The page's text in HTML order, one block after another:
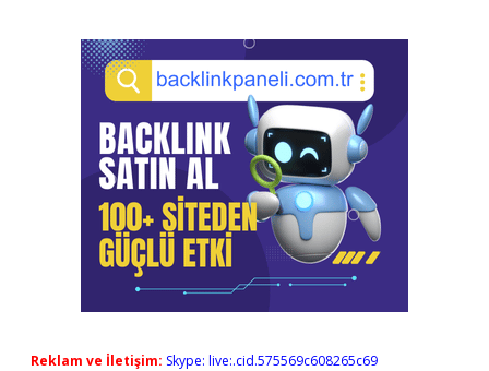
Reklam ve İletişim: Skype: live:.cid.575569c608265c69